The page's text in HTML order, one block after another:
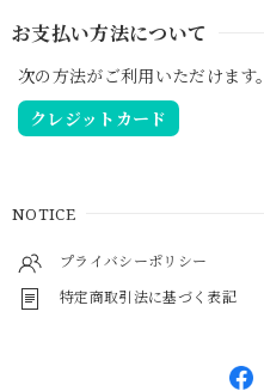
お支払い方法について
次の方法がご利用いただけます。
クレジットカード
NOTICE
プライバシーポリシー
特定商取引法に基づく表記